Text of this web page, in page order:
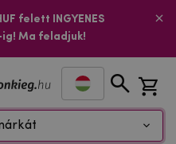
felett INGYENES
ig! Ma feladjuk!